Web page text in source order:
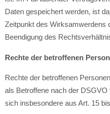
Daten gespeichert werden, ist
Zeitpunkt des Wirksamwerdens
Beendigung des
Rechte der betroffenen
Rechte der betroffenen
als Betroffene nach der
sich insbesondere aus Art. 15